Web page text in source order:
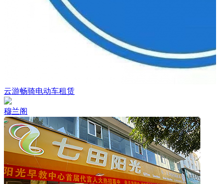
云游畅骑电动车租赁
穆兰阁